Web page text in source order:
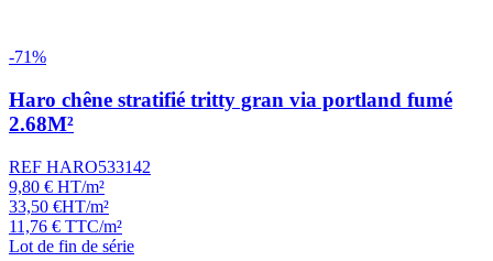
-71%
Haro chêne stratifié tritty gran via portland fumé
2.68M²
REF HARO533142
9,80 € HT/m²
33,50 €HT/m²
11,76 € TTC/m²
Lot de fin de série